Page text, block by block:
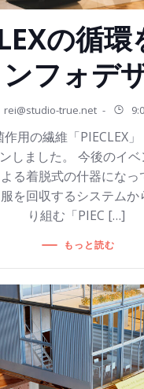
の循
フォデ
rei@studio-true.net -
用の繊維「PIECLEX
しました。 今後のイ
る着脱式の什器にな
を回収するシステムか
り組む「PIEC […]
もっと読む